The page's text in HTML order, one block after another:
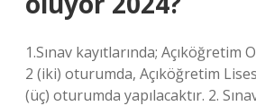
1.Sınav kayıtlarında; Açıköğretim
2 (iki) oturumda, Açıköğretim
(üç) oturumda yapılacaktır. 2.